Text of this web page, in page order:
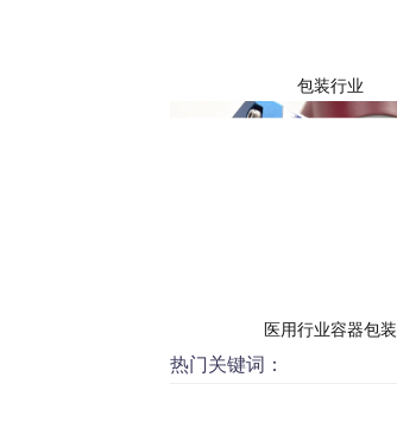
包装行业
医用行业容器包装
热门关键词：